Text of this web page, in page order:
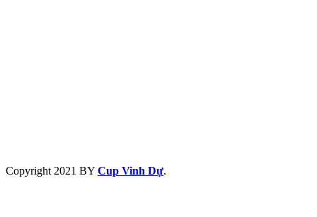
Copyright 2021 BY Cup Vinh Dự.